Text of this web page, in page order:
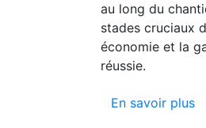
au long du
stades cruciaux
économie et la
réussie.
En savoir plus